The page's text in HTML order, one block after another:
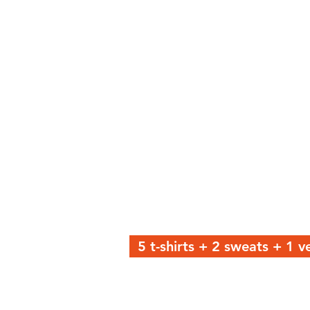
5 t-shirts + 2 sweats + 1